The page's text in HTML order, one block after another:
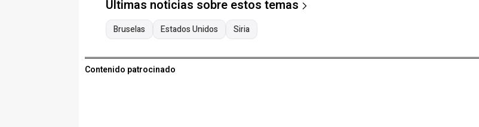
Últimas noticias sobre estos temas
Bruselas Estados Unidos Siria
Contenido patrocinado